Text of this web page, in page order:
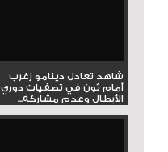
شاهد تعادل دينامو زغرب
أمام ثون في تصفيات دوري
الأبطال وعدم مشاركة...